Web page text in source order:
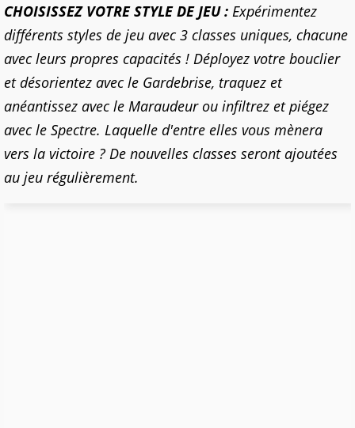
CHOISISSEZ VOTRE STYLE DE JEU : Expérimentez
différents styles de jeu avec 3 classes uniques, chacune
avec leurs propres capacités ! Déployez votre bouclier
et désorientez avec le Gardebrise, traquez et
anéantissez avec le Maraudeur ou infiltrez et piégez
avec le Spectre. Laquelle d'entre elles vous mènera
vers la victoire ? De nouvelles classes seront ajoutées
au jeu régulièrement.